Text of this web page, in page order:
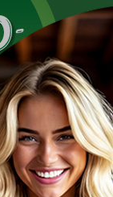
Made in the UK
Усиль эффект